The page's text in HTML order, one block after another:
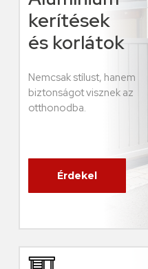
kerítések
és korlátok
Nemcsak stílust, hanem
biztonságot visznek az
otthonodba.
Érdekel